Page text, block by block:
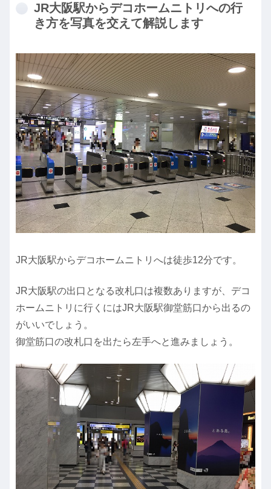
JR大阪駅からデコホームニトリへの行
き方を写真を交えて解説します
JR大阪駅からデコホームニトリへは徒歩12分です。
JR大阪駅の出口となる改札口は複数ありますが、デコ
ホームニトリに行くにはJR大阪駅御堂筋口から出るの
がいいでしょう。
御堂筋口の改札口を出たら左手へと進みましょう。